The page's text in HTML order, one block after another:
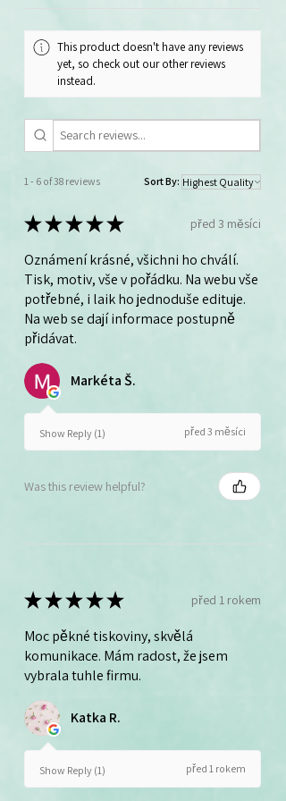
This product doesn't have any reviews
yet, so check out our other reviews
instead.
1 - 6 of 38 reviews Sort By:
★★★★★ před 3 měsíci
Oznámení krásné, všichni ho chválí.
Tisk, motiv, vše v pořádku. Na webu vše
potřebné, i laik ho jednoduše edituje.
Na web se dají informace postupně
přidávat.
Markéta Š.
Show Reply (1) před 3 měsíci
Was this review helpful?
★★★★★ před 1 rokem
Moc pěkné tiskoviny, skvělá
komunikace. Mám radost, že jsem
vybrala tuhle firmu.
Katka R.
Show Reply (1) před 1 rokem